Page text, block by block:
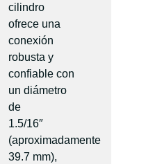
cilindro
ofrece una
conexión
robusta y
confiable con
un diámetro
de
1.5/16″
(aproximadamente
39.7 mm),